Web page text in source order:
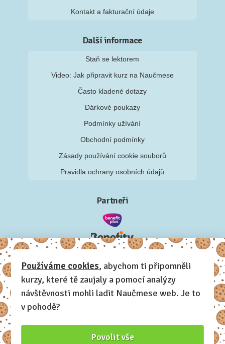
Kontakt a fakturační údaje
Další informace
Staň se lektorem
Video: Jak připravit kurz na Naučmese
Často kladené dotazy
Dárkové poukazy
Podmínky užívání
Obchodní podmínky
Zásady používání cookie souborů
Pravidla ochrany osobních údajů
Partneři
Používáme cookies, abychom ti připomněli
kurzy, které tě zaujaly a pomocí analýzy
návštěvnosti mohli ladit Naučmese web. Je to
v pohodě?
Povolit vše